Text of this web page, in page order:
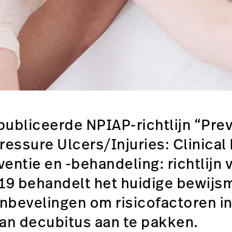
NPIAP-richtlijn
Ulcers/Injuries: Clinical
en -behandeling: richtlijn
behandelt het huidige
om risicofactoren
decubitus aan te pakken.